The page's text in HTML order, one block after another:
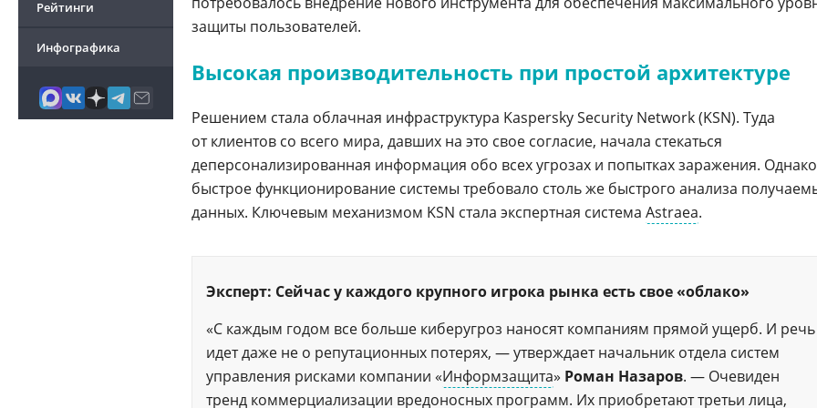
Рейтинги
Инфографика
защиты пользователей.
Высокая производительность при простой архитектуре
Решением стала облачная инфраструктура Kaspersky Security Network (KSN). Туда
от клиентов со всего мира, давших на это свое согласие, начала стекаться
деперсонализированная информация обо всех угрозах и попытках заражения. Однако
быстрое функционирование системы требовало столь же быстрого анализа
данных. Ключевым механизмом KSN стала экспертная система Astraea.
Эксперт: Сейчас у каждого крупного игрока рынка есть свое «облако»
«С каждым годом все больше киберугроз наносят компаниям прямой ущерб. И речь
идет даже не о репутационных потерях, — утверждает начальник отдела систем
управления рисками компании «Информзащита» Роман Назаров. — Очевиден
тренд коммерциализации вредоносных программ. Их приобретают третьи лица,